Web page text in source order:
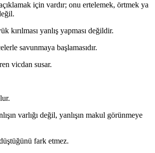
için vardır; onu ertelemek, örtmek ya
kırılması yanlış yapması değildir.
savunmaya başlamasıdır.
vicdan susar.
varlığı değil, yanlışın makul görünmeye
fark etmez.